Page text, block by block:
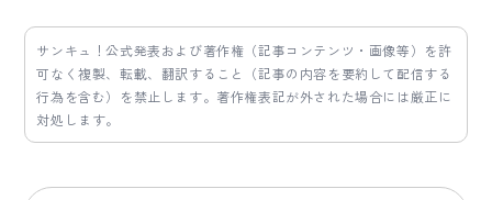
サンキュ！公式発表および著作権（記事コンテンツ・画像等）を許
可なく複製、転載、翻訳すること（記事の内容を要約して配信する
行為を含む）を禁止します。著作権表記が外された場合には厳正に
対処します。